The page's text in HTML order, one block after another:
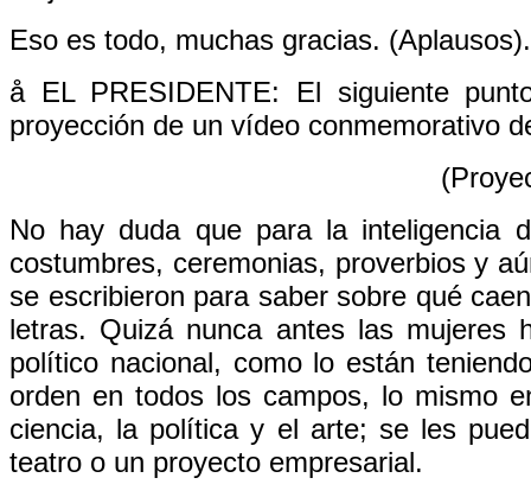
Eso es todo, muchas gracias. (Aplausos).
å EL PRESIDENTE: El siguiente
proyección de un vídeo conmemorativo
No hay duda que para la inteligencia
costumbres, ceremonias, proverbios y
se escribieron para saber sobre qué
letras. Quizá nunca antes las mujeres
político nacional, como lo están
orden en todos los campos, lo mismo
ciencia, la política y el arte; se les
teatro o un proyecto empresarial.